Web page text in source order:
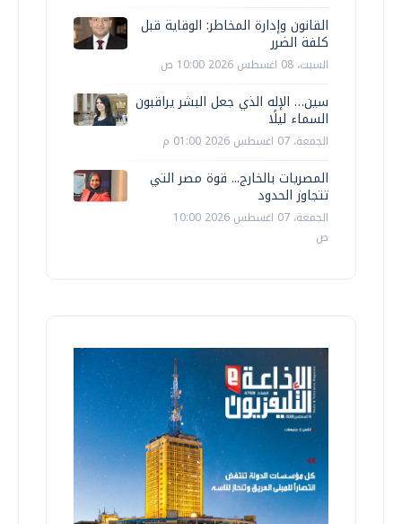
القانون وإدارة المخاطر: الوقاية قبل
كلفة الضرر
السبت، 08 اغسطس 2026 10:00 ص
سين… الإله الذي جعل البشر يراقبون
السماء ليلًا
الجمعة، 07 اغسطس 2026 01:00 م
المصريات بالخارج... قوة مصر التي
تتجاوز الحدود
الجمعة، 07 اغسطس 2026 10:00
ص